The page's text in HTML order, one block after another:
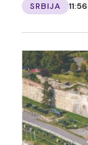
SRBIJA 11:56